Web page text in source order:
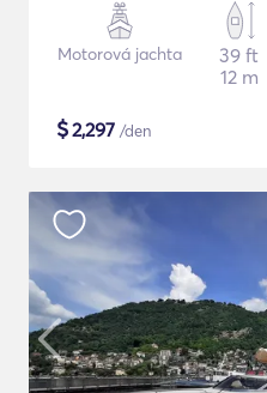
Motorová jachta
39 ft
12 m
$2,297 /den